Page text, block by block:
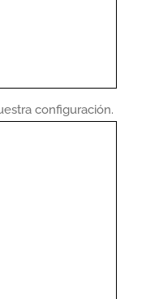
configuración.